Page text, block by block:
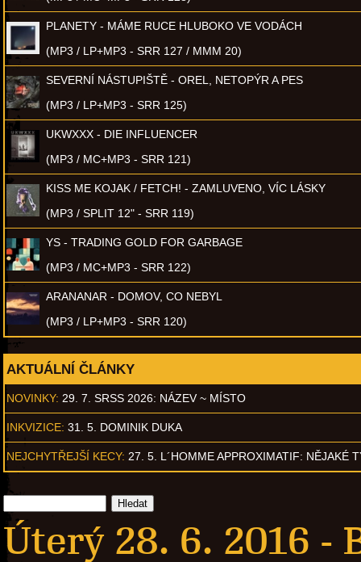
PLANETY - MÁME RUCE HLUBOKO VE VODÁCH
(MP3 / LP+MP3 - SRR 127 / MMM 20)
SEVERNÍ NÁSTUPIŠTĚ - OREL, NETOPÝR A PES
(MP3 / LP+MP3 - SRR 125)
UKWXXX - DIE INFLUENCER
(MP3 / MC+MP3 - SRR 121)
KISS ME KOJAK / FETCH! - ZAMLUVENO, VÍC LÁSKY
(MP3 / SPLIT 12" - SRR 119)
YS - TRADING GOLD FOR GARBAGE
(MP3 / MC+MP3 - SRR 122)
ARANANAR - DOMOV, CO NEBYL
(MP3 / LP+MP3 - SRR 120)
AKTUÁLNÍ ČLÁNKY
NOVINKY: 29. 7. SRSS 2026: NÁZEV ~ MÍSTO
INKVIZICE: 31. 5. DOMINIK DUKA
NEJCHYTŘEJŠÍ KECY: 27. 5. L´HOMME APPROXIMATIF: NĚJAKÉ
Úterý 28. 6. 2016 -